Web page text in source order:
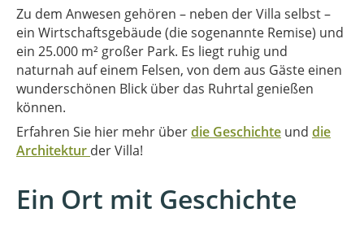
Zu dem Anwesen gehören – neben der Villa selbst –
ein Wirtschaftsgebäude (die sogenannte Remise) und
ein 25.000 m² großer Park. Es liegt ruhig und
naturnah auf einem Felsen, von dem aus Gäste einen
wunderschönen Blick über das Ruhrtal genießen
können.
Erfahren Sie hier mehr überdie Geschichte und die
Architektur der Villa!
Ein Ort mit Geschichte